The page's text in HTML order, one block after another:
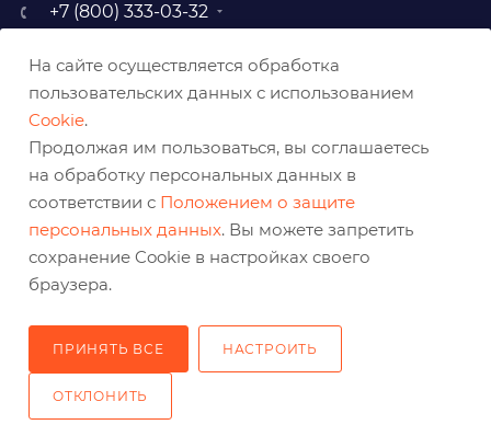
+7 (800) 333-03-32
baz@belabraziv.ru
308009, Россия, г. Белгород,
На сайте осуществляется обработка
пользовательских данных с использованием
Cookie.
Продолжая им пользоваться, вы соглашаетесь
на обработку персональных данных в
соответствии с Положением о защите
персональных данных. Вы можете запретить
сохранение Cookie в настройках своего
браузера.
ПРИНЯТЬ ВСЕ НАСТРОИТЬ
ОТКЛОНИТЬ